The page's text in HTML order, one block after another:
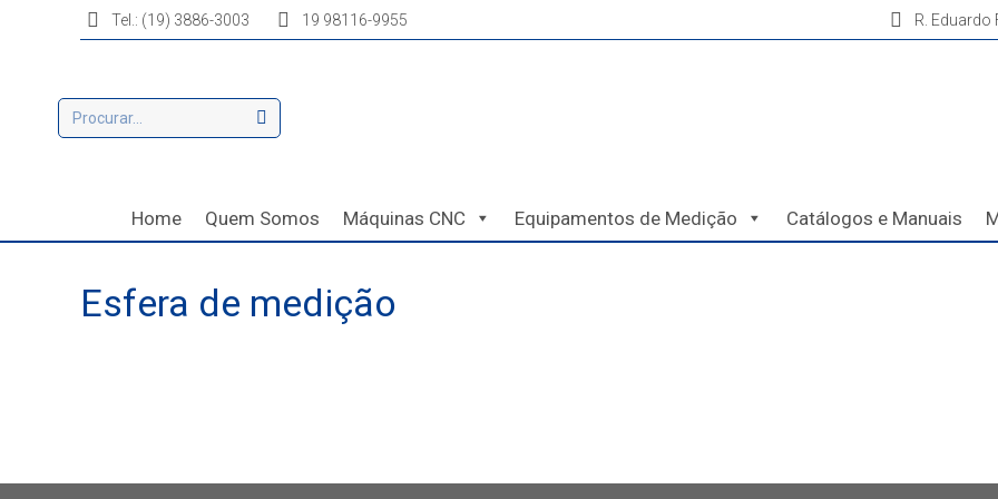
Tel.: (19) 3886-3003 19 98116-9955 R. Eduardo
Home Quem Somos Máquinas CNC Equipamentos de Medição Catálogos e Manuais
Esfera de medição